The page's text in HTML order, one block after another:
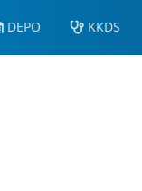
DEPO KKDS